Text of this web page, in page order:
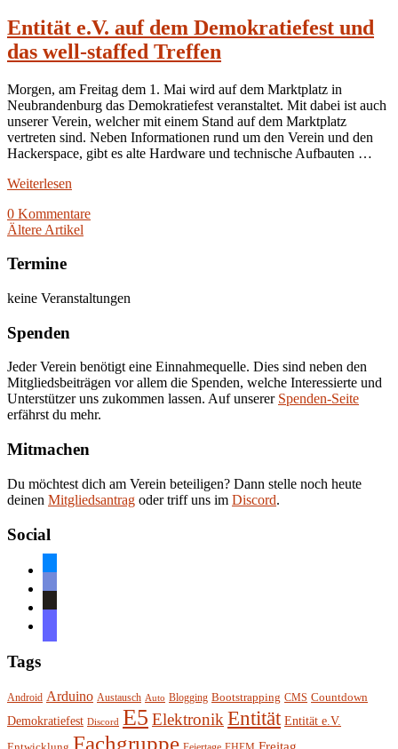
Entität e.V. auf dem Demokratiefest und
das well-staffed Treffen
Morgen, am Freitag dem 1. Mai wird auf dem Marktplatz in
Neubrandenburg das Demokratiefest veranstaltet. Mit dabei ist auch
unserer Verein, welcher mit einem Stand auf dem Marktplatz
vertreten sind. Neben Informationen rund um den Verein und den
Hackerspace, gibt es alte Hardware und technische Aufbauten …
Weiterlesen
0 Kommentare
Ältere Artikel
Termine
keine Veranstaltungen
Spenden
Jeder Verein benötigt eine Einnahmequelle. Dies sind neben den
Mitgliedsbeiträgen vor allem die Spenden, welche Interessierte und
Unterstützer uns zukommen lassen. Auf unserer Spenden-Seite
erfährst du mehr.
Mitmachen
Du möchtest dich am Verein beteiligen? Dann stelle noch heute
deinen Mitgliedsantrag oder triff uns im Discord.
Social
Tags
Android Arduino Austausch Auto Blogging Bootstrapping CMS Countdown
Demokratiefest Discord E5 Elektronik Entität Entität e.V.
Fachgruppe Freitag